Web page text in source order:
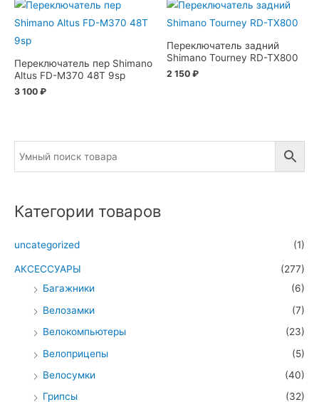
Переключатель пер Shimano
Altus FD-M370 48T 9sp
3 100 ₽
Переключатель задний
Shimano Tourney RD-TX800
2 150 ₽
Категории товаров
uncategorized (1)
АКСЕССУАРЫ
(277)
Багажники
(6)
Велозамки
(7)
Велокомпьютеры
(23)
Велоприцепы
(5)
Велосумки
(40)
Грипсы
(32)